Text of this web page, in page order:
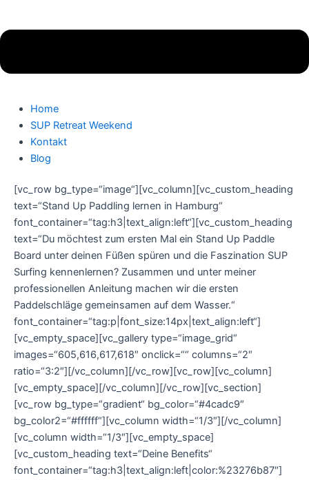
Home
SUP Retreat Weekend
Kontakt
Blog
[vc_row bg_type=“image“][vc_column][vc_custom_heading
text=“Stand Up Paddling lernen in Hamburg“
font_container=“tag:h3|text_align:left“][vc_custom_heading
text=“Du möchtest zum ersten Mal ein Stand Up Paddle
Board unter deinen Füßen spüren und die Faszination SUP
Surfing kennenlernen? Zusammen und unter meiner
professionellen Anleitung machen wir die ersten
Paddelschläge gemeinsamen auf dem Wasser.“
font_container=“tag:p|font_size:14px|text_align:left“]
[vc_empty_space][vc_gallery type=“image_grid“
images=“605,616,617,618″ onclick=““ columns=“2″
ratio=“3:2″][/vc_column][/vc_row][vc_row][vc_column]
[vc_empty_space][/vc_column][/vc_row][vc_section]
[vc_row bg_type=“gradient“ bg_color=“#4cadc9″
bg_color2=“#ffffff“][vc_column width=“1/3″][/vc_column]
[vc_column width=“1/3″][vc_empty_space]
[vc_custom_heading text=“Deine Benefits“
font_container=“tag:h3|text_align:left|color:%23276b87″]